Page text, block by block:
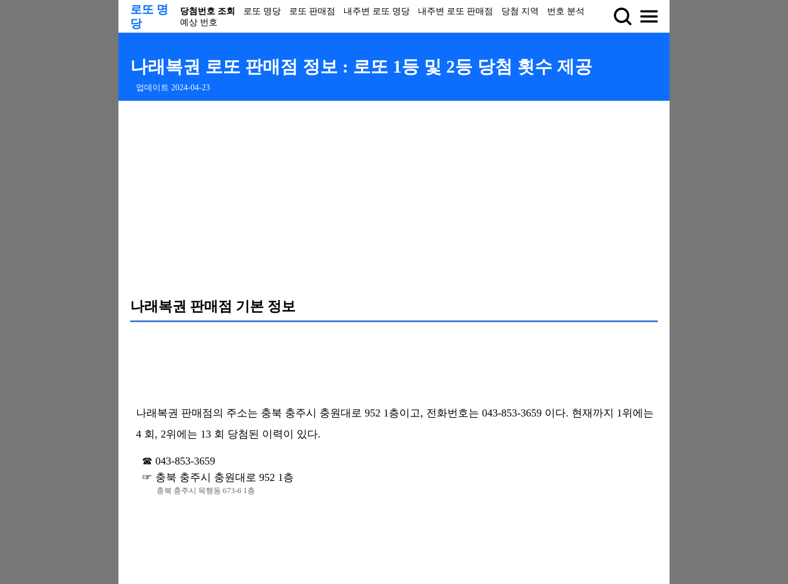
로또 명
당
당첨번호 조회 로또 명당 로또 판매점 내주변 로또 명당 내주변 로또 판매점 당첨 지역
번호 분석
예상 번호
나래복권 로또 판매점 정보 : 로또 1등 및 2등 당첨 횟수 제공
업데이트 2024-04-23
나래복권 판매점 기본 정보
나래복권 판매점의 주소는 충북 충주시 충원대로 952 1층이고, 전화번호는 043-853-3659 이다. 현재까지 1위에는
4 회, 2위에는 13 회 당첨된 이력이 있다.
043-853-3659
충북 충주시 충원대로 952 1층
충북 충주시 목행동 673-6 1층